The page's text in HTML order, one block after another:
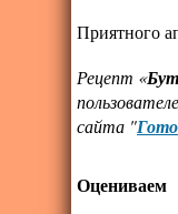
Приятного
Рецепт «
сайта "
Оцениваем